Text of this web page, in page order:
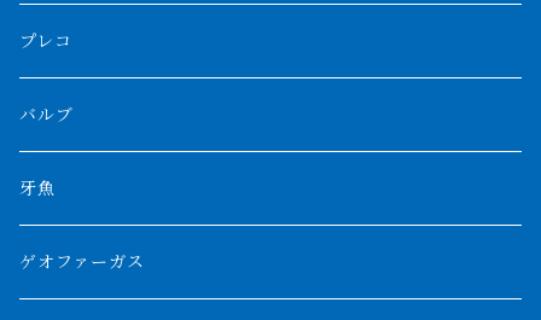
紅龍
ブラックアロワナ
ノーザンバラムンディ
その他アロワナ
バロ川
トゥルカナ湖
オモ川
タンガニーカビチャー
アンソルギー
コウロントン
ラプラディ
大型スネークヘッド
中型スネークヘッド
小型スネークヘッド
プレコ
バルブ
牙魚
ゲオファーガス